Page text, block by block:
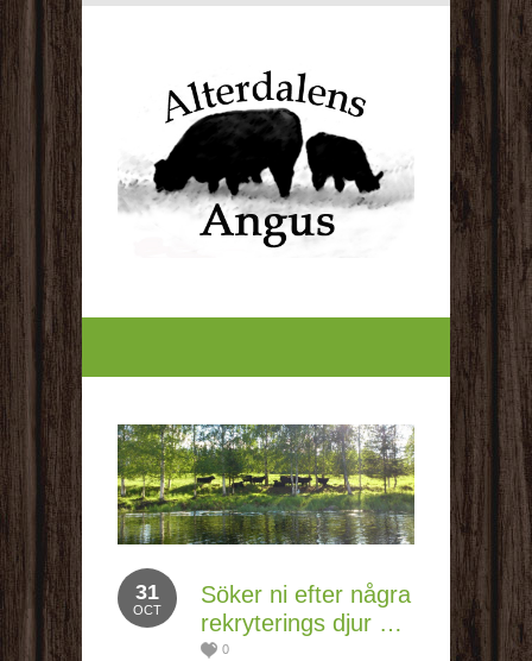
31
OCT
Söker ni efter några
rekryterings djur …
0